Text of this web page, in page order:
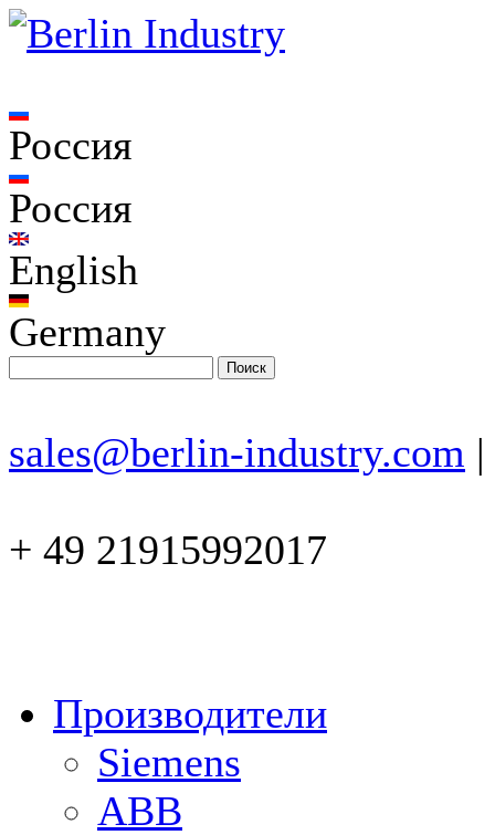
Россия
Россия
English
Germany
sales@berlin-industry.com |
+ 49 21915992017
Производители
Siemens
ABB